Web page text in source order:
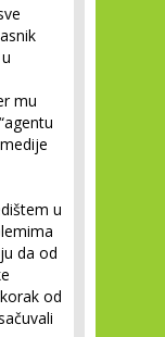
mu
u
da od
od